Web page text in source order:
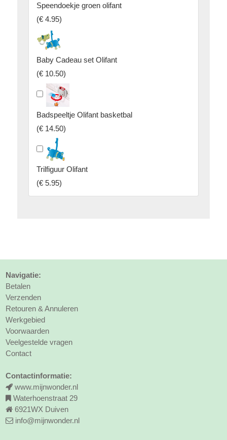
Speendoekje groen olifant
(€ 4.95)
Baby Cadeau set Olifant
(€ 10.50)
Badspeeltje Olifant basketbal
(€ 14.50)
Trilfiguur Olifant
(€ 5.95)
Navigatie:
Betalen
Verzenden
Retouren & Annuleren
Werkgebied
Voorwaarden
Veelgestelde vragen
Contact
Contactinformatie:
www.mijnwonder.nl
Waterhoenstraat 29
6921WX Duiven
info@mijnwonder.nl